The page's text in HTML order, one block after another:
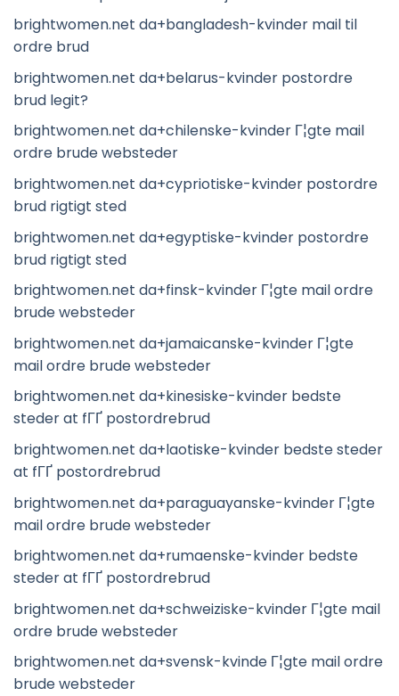
brightwomen.net da+bangladesh-kvinder mail til
ordre brud
brightwomen.net da+belarus-kvinder postordre
brud legit?
brightwomen.net da+chilenske-kvinder Г¦gte mail
ordre brude websteder
brightwomen.net da+cypriotiske-kvinder postordre
brud rigtigt sted
brightwomen.net da+egyptiske-kvinder postordre
brud rigtigt sted
brightwomen.net da+finsk-kvinder Г¦gte mail ordre
brude websteder
brightwomen.net da+jamaicanske-kvinder Г¦gte
mail ordre brude websteder
brightwomen.net da+kinesiske-kvinder bedste
steder at fГҐ postordrebrud
brightwomen.net da+laotiske-kvinder bedste steder
at fГҐ postordrebrud
brightwomen.net da+paraguayanske-kvinder Г¦gte
mail ordre brude websteder
brightwomen.net da+rumaenske-kvinder bedste
steder at fГҐ postordrebrud
brightwomen.net da+schweiziske-kvinder Г¦gte mail
ordre brude websteder
brightwomen.net da+svensk-kvinde Г¦gte mail ordre
brude websteder